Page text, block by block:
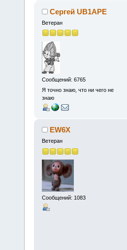
Сергей UB1APE
Ветеран
Сообщений: 6765
Я точно знаю, что ни чего не
знаю
EW6X
Ветеран
Сообщений: 1083